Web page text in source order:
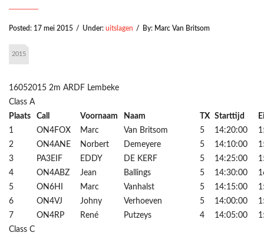
Posted: 17 mei 2015 / Under: uitslagen / By: Marc Van Britsom
2015
16052015 2m ARDF Lembeke
Class A
Plaats
Call Voornaam Naam TX Starttijd
1
ON4FOX Marc Van Britsom 5 14:20:00
2
ON4ANE Norbert Demeyere 5 14:10:00
3
PA3EIF EDDY DE KERF 5 14:25:00
4
ON4ABZ Jean Ballings 5 14:30:00
5
ON6HI Marc Vanhalst 5 14:15:00
6
ON4VJ Johny Verhoeven 5 14:00:00
7
ON4RP René Putzeys 4 14:05:00
Class C